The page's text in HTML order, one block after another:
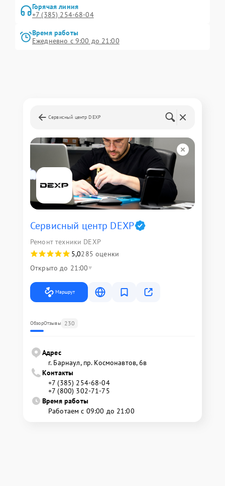
Горячая линия
+7 (385) 254-68-04
Время работы
Ежедневно с 9:00 до 21:00
Сервисный центр DEXP
Сервисный центр DEXP
Ремонт техники DEXP
5,0285 оценки
Открыто до 21:00
Маршрут
ОбзорОтзывы 230
Адрес
г. Барнаул, ​пр. Космонавтов, 6в
Контакты
+7 (385) 254-68-04
+7 (800) 302-71-75
Время работы
Работаем с 09:00 до 21:00